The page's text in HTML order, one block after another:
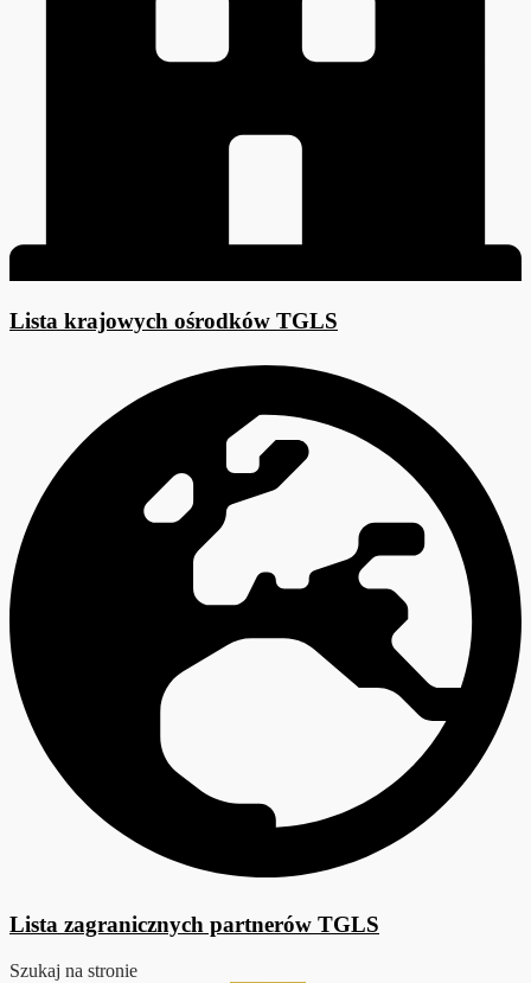
Lista krajowych ośrodków TGLS
Lista zagranicznych partnerów TGLS
Szukaj na stronie